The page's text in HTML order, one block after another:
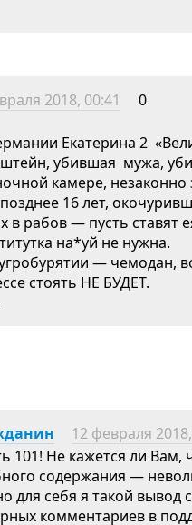
2018, 00:41
0
Екатерина 2
убившая мужа,
камере,
16 лет,
в рабов — пусть ставят
на*уй не нужна.
— чемодан,
стоять НЕ БУДЕТ.
12 февраля
101! Не кажется ли
содержания —
для себя я такой вывод
комментариев в